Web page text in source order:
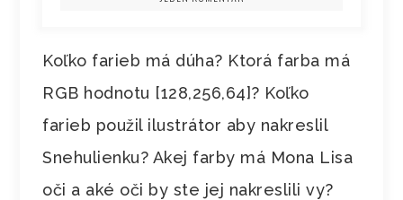
Koľko farieb má dúha? Ktorá farba má
RGB hodnotu [128,256,64]? Koľko
farieb použil ilustrátor aby nakreslil
Snehulienku? Akej farby má Mona Lisa
oči a aké oči by ste jej nakreslili vy?